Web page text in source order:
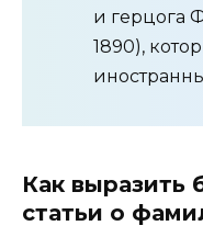
и герцога
1890),
Как выразить
статьи о